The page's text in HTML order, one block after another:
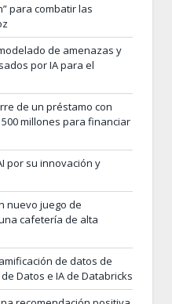
para combatir las
de amenazas y
por IA para el
de un préstamo con
millones para financiar
por su innovación y
nuevo juego de
cafetería de alta
de datos de
Datos e IA de Databricks